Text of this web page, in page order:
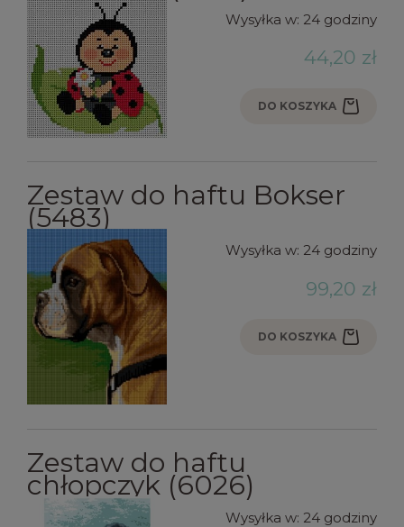
Wysyłka w: 24 godziny
44,20 zł
DO KOSZYKA
Zestaw do haftu Bokser
(5483)
Wysyłka w: 24 godziny
99,20 zł
DO KOSZYKA
Zestaw do haftu
chłopczyk (6026)
Wysyłka w: 24 godziny